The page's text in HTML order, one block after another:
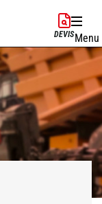
DEVISMenu